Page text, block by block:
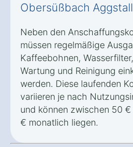
Obersüßbach
Neben den
müssen regelmäßige
Kaffeebohnen, Wasserfilter,
Wartung und Reinigung
werden. Diese laufenden
variieren je nach
und können zwischen 50 €
€ monatlich liegen.